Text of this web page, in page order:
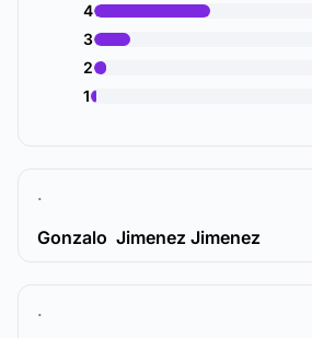
4
3
2
1
.
Gonzalo Jimenez Jimenez
.